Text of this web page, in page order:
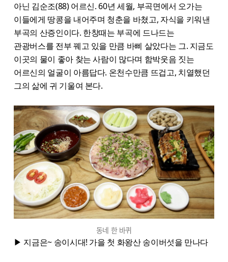
아닌 김순조(88) 어르신. 60년 세월, 부곡면에서 오가는
이들에게 땅콩을 내어주며 청춘을 바쳤고, 자식을 키워낸
부곡의 산증인이다. 한창때는 부곡에 드나드는
관광버스를 전부 꿰고 있을 만큼 바삐 살았다는 그. 지금도
이곳의 물이 좋아 찾는 사람이 많다며 함박웃음 짓는
어르신의 얼굴이 아름답다. 온천수만큼 뜨겁고, 치열했던
그의 삶에 귀 기울여 본다.
동네 한 바퀴
▶ 지금은~ 송이시대! 가을 첫 화왕산 송이버섯을 만나다